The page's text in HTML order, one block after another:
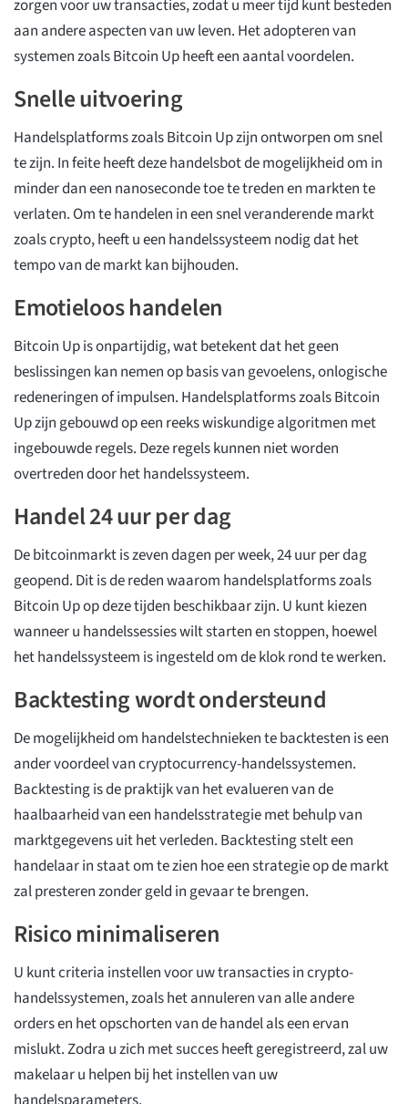
zorgen voor uw transacties, zodat u meer tijd kunt besteden
aan andere aspecten van uw leven. Het adopteren van
systemen zoals Bitcoin Up heeft een aantal voordelen.
Snelle uitvoering
Handelsplatforms zoals Bitcoin Up zijn ontworpen om snel
te zijn. In feite heeft deze handelsbot de mogelijkheid om in
minder dan een nanoseconde toe te treden en markten te
verlaten. Om te handelen in een snel veranderende markt
zoals crypto, heeft u een handelssysteem nodig dat het
tempo van de markt kan bijhouden.
Emotieloos handelen
Bitcoin Up is onpartijdig, wat betekent dat het geen
beslissingen kan nemen op basis van gevoelens, onlogische
redeneringen of impulsen. Handelsplatforms zoals Bitcoin
Up zijn gebouwd op een reeks wiskundige algoritmen met
ingebouwde regels. Deze regels kunnen niet worden
overtreden door het handelssysteem.
Handel 24 uur per dag
De bitcoinmarkt is zeven dagen per week, 24 uur per dag
geopend. Dit is de reden waarom handelsplatforms zoals
Bitcoin Up op deze tijden beschikbaar zijn. U kunt kiezen
wanneer u handelssessies wilt starten en stoppen, hoewel
het handelssysteem is ingesteld om de klok rond te werken.
Backtesting wordt ondersteund
De mogelijkheid om handelstechnieken te backtesten is een
ander voordeel van cryptocurrency-handelssystemen.
Backtesting is de praktijk van het evalueren van de
haalbaarheid van een handelsstrategie met behulp van
marktgegevens uit het verleden. Backtesting stelt een
handelaar in staat om te zien hoe een strategie op de markt
zal presteren zonder geld in gevaar te brengen.
Risico minimaliseren
U kunt criteria instellen voor uw transacties in crypto-
handelssystemen, zoals het annuleren van alle andere
orders en het opschorten van de handel als een ervan
mislukt. Zodra u zich met succes heeft geregistreerd, zal uw
makelaar u helpen bij het instellen van uw